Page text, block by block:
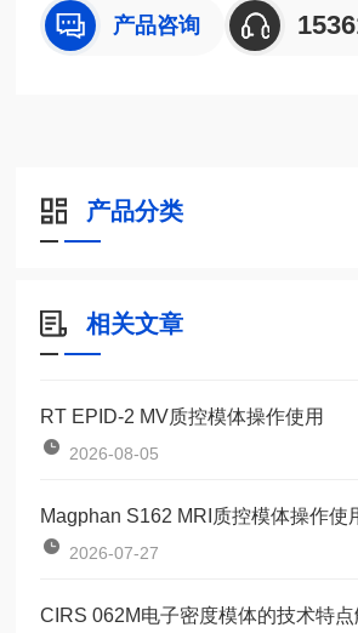
产品咨询
产品分类
相关文章
RT EPID-2 MV质控模体操作使用
2026-08-05
Magphan S162 MRI质控模体操作使
2026-07-27
CIRS 062M电子密度模体的技术特